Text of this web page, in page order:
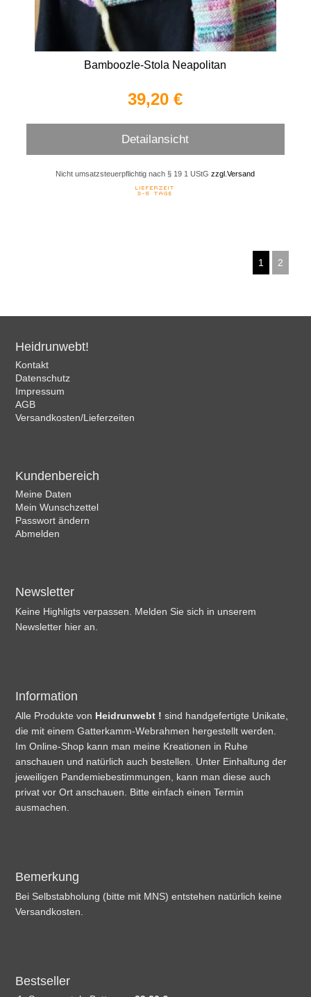
Bamboozle-Stola Neapolitan
39,20 €
Detailansicht
Nicht umsatzsteuerpflichtig nach § 19 1 UStGzzgl.Versand
1 2
Heidrunwebt!
Kontakt
Datenschutz
Impressum
AGB
Versandkosten/Lieferzeiten
Kundenbereich
Meine Daten
Mein Wunschzettel
Passwort ändern
Abmelden
Newsletter
Keine Highligts verpassen. Melden Sie sich in unserem
Newsletter hier an.
Information
Alle Produkte von Heidrunwebt ! sind handgefertigte Unikate,
die mit einem Gatterkamm-Webrahmen hergestellt werden.
Im Online-Shop kann man meine Kreationen in Ruhe
anschauen und natürlich auch bestellen. Unter Einhaltung der
jeweiligen Pandemiebestimmungen, kann man diese auch
privat vor Ort anschauen. Bitte einfach einen Termin
ausmachen.
Bemerkung
Bei Selbstabholung (bitte mit MNS) entstehen natürlich keine
Versandkosten.
Bestseller